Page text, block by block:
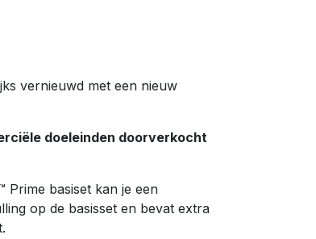
vernieuwd met een nieuw
doeleinden doorverkocht
Prime basiset kan je een
op de basisset en bevat extra